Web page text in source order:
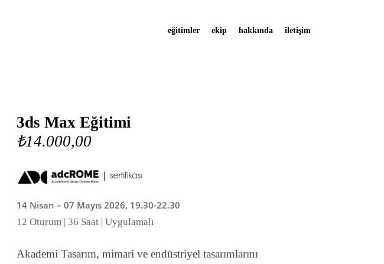
eğitimler ekip hakkında iletişim
3ds Max Eğitimi
₺14.000,00
14 Nisan – 07 Mayıs 2026, 19.30-22.30
12 Oturum | 36 Saat | Uygulamalı
Akademi Tasarım, mimari ve endüstriyel tasarımlarını